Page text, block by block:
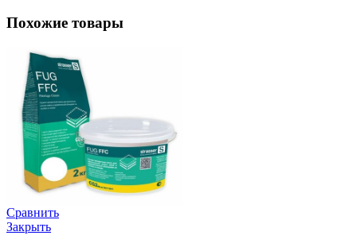
Похожие товары
Сравнить
Закрыть